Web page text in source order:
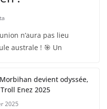
n’aura pas lieu
australe ! 🎯 Un
devient odyssée,
Enez 2025
2025